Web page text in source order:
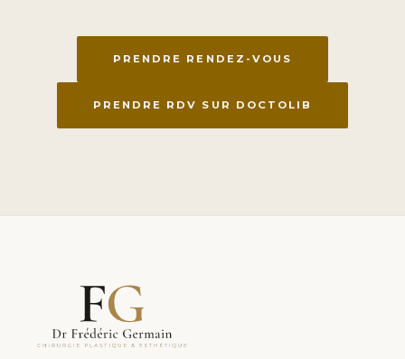
PRENDRE RENDEZ-VOUS
PRENDRE RDV SUR DOCTOLIB